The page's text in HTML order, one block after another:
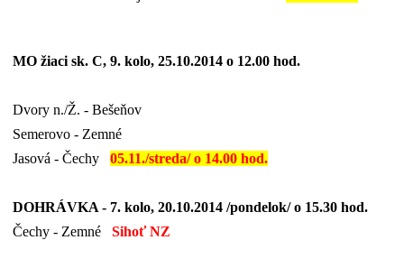
MO žiaci sk. C, 9. kolo, 25.10.2014 o 12.00 hod.
Dvory n./Ž. - Bešeňov
Semerovo - Zemné
Jasová - Čechy 05.11./streda/ o 14.00 hod.
DOHRÁVKA - 7. kolo, 20.10.2014 /pondelok/ o 15.30 hod.
Čechy - Zemné Sihoť NZ